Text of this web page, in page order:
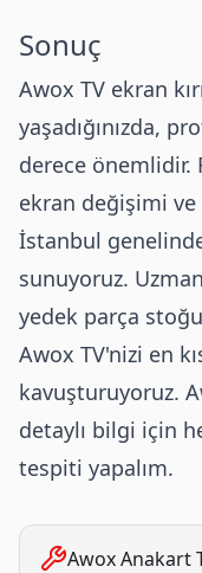
Sonuç
Awox TV ekran
yaşadığınızda,
derece önemlidir.
ekran değişimi
İstanbul
sunuyoruz.
yedek parça
Awox TV'nizi en
kavuşturuyoruz.
detaylı bilgi için
tespiti yapalım.
AwoxAnakart